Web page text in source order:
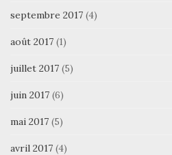
septembre 2017 (4)
août 2017 (1)
juillet 2017 (5)
juin 2017 (6)
mai 2017 (5)
avril 2017 (4)